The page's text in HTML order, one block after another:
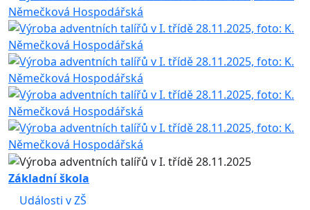
Základní škola
Události v ZŠ